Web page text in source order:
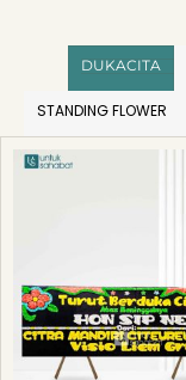
DUKACITA
STANDING FLOWER